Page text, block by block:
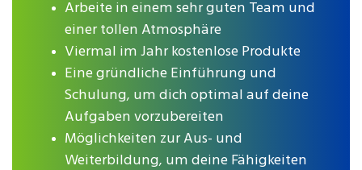
Arbeite in einem sehr guten Team und
einer tollen Atmosphäre
Viermal im Jahr kostenlose Produkte
Eine gründliche Einführung und
Schulung, um dich optimal auf deine
Aufgaben vorzubereiten
Möglichkeiten zur Aus- und
Weiterbildung, um deine Fähigkeiten